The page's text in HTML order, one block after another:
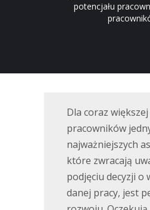
potencjału
Dla coraz
pracowników
najważniejszych
które zwracają
podjęciu decyzji o
danej pracy, jest